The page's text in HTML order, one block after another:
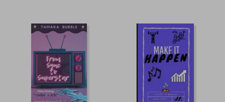
29,91 €
5%
dcto.